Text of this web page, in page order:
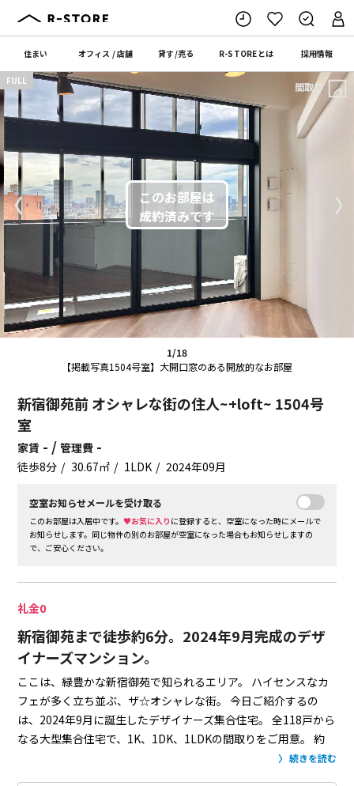
住まい オフィス /店舗 貸す/売る R-STOREとは 採用情報
1/18
【掲載写真1504号室】大開口窓のある開放的なお部屋
〈 〉
FULL 間取り
新宿御苑前 オシャレな街の住人~+loft~ 1504号
室
家賃 - /管理費 -
徒歩8分 30.67㎡ 1LDK 2024年09月
空室お知らせメールを受け取る
このお部屋は入居中です。♥お気に入り に登録すると、空室になった時にメールで
お知らせします。同じ物件の別のお部屋が空室になった場合もお知らせしますの
で、ご安心ください。
礼金0
新宿御苑まで徒歩約6分。2024年9月完成のデザ
イナーズマンション。
ここは、緑豊かな新宿御苑で知られるエリア。
ハイセンスなカ
フェが多く立ち並ぶ、ザ☆オシャレな街。 今日ご紹介するの
は、2024年9月に誕生したデザイナーズ集合住宅。
全118戸から
なる大型集合住宅で、1K、1DK、1LDKの間取りをご用意。 約
デザイン性はも
続きを読む